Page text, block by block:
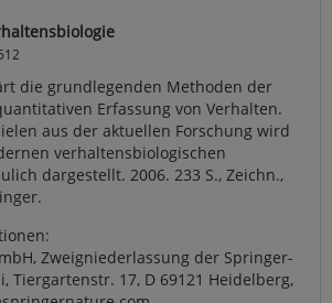
die grundlegenden Methoden der
Erfassung von Verhalten.
aus der aktuellen Forschung wird
verhaltensbiologischen
dargestellt. 2006. 233 S., Zeichn.,
Zweigniederlassung der Springer-
Tiergartenstr. 17, D 69121 Heidelberg,